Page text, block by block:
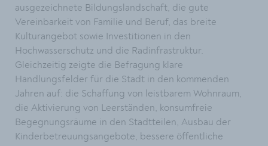
ausgezeichnete Bildungslandschaft, die gute
Vereinbarkeit von Familie und Beruf, das breite
Kulturangebot sowie Investitionen in den
Hochwasserschutz und die Radinfrastruktur.
Gleichzeitig zeigte die Befragung klare
Handlungsfelder für die Stadt in den kommenden
Jahren auf: die Schaffung von leistbarem Wohnraum,
die Aktivierung von Leerständen, konsumfreie
Begegnungsräume in den Stadtteilen, Ausbau der
Kinderbetreuungsangebote, bessere öffentliche